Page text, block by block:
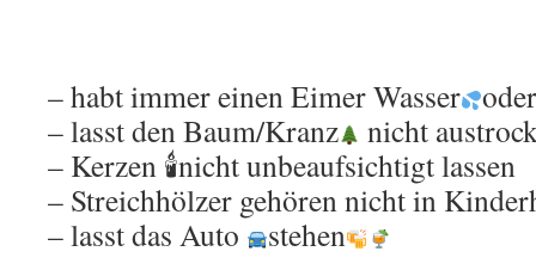
– habt immer einen Eimer Wasser
– lasst den Baum/Kranz
nicht
– Kerzen 🕯nicht unbeaufsichtigt lassen
– Streichhölzer gehören nicht in
– lasst das Auto
stehen